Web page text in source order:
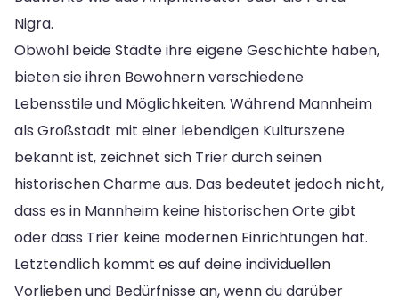
Nigra.
Obwohl beide Städte ihre eigene Geschichte haben,
bieten sie ihren Bewohnern verschiedene
Lebensstile und Möglichkeiten. Während Mannheim
als Großstadt mit einer lebendigen Kulturszene
bekannt ist, zeichnet sich Trier durch seinen
historischen Charme aus. Das bedeutet jedoch nicht,
dass es in Mannheim keine historischen Orte gibt
oder dass Trier keine modernen Einrichtungen hat.
Letztendlich kommt es auf deine individuellen
Vorlieben und Bedürfnisse an, wenn du darüber